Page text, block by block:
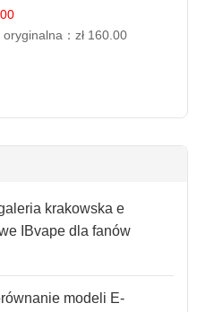
oryginalna：zł 160.00
krakowska e
IBvape dla fanów
modeli E-